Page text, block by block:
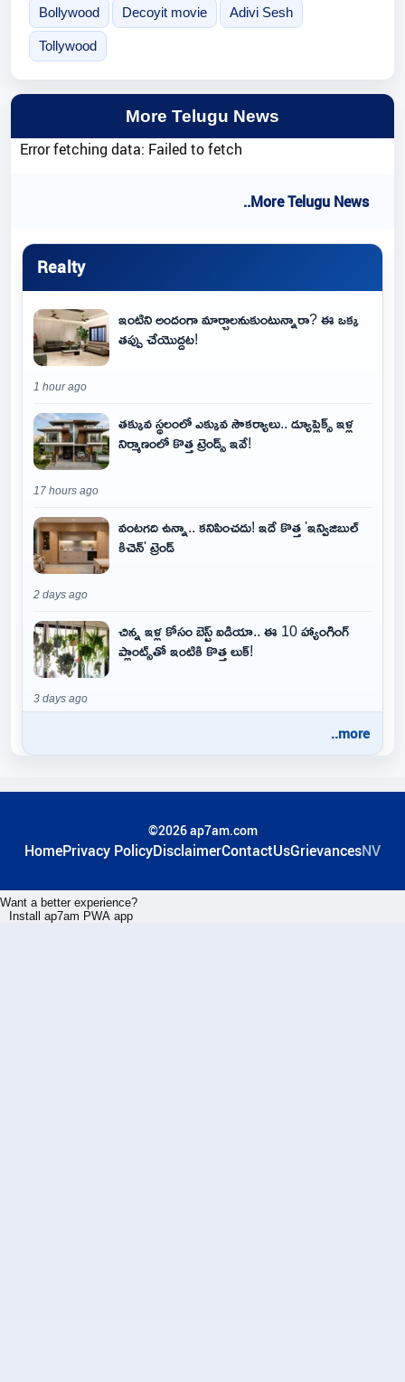
Bollywood Decoyit movie Adivi Sesh
Tollywood
More Telugu News
Error fetching data: Failed to fetch
..More Telugu News
Realty
ఇంటిని అందంగా మార్చాలనుకుంటున్నారా? ఈ ఒక్క
తప్పు చేయొద్దట!
1 hour ago
తక్కువ స్థలంలో ఎక్కువ సౌకర్యాలు.. డ్యూప్లెక్స్ ఇళ్ల
నిర్మాణంలో కొత్త ట్రెండ్స్ ఇవే!
17 hours ago
వంటగది ఉన్నా.. కనిపించదు! ఇదే కొత్త 'ఇన్విజిబుల్
కిచెన్' ట్రెండ్
2 days ago
చిన్న ఇళ్ల కోసం బెస్ట్ ఐడియా.. ఈ 10 హ్యాంగింగ్
ప్లాంట్స్‌తో ఇంటికి కొత్త లుక్!
3 days ago
..more
©2026 ap7am.com
HomePrivacy PolicyDisclaimerContactUsGrievancesNV
Want a better experience?
Install ap7am PWA app